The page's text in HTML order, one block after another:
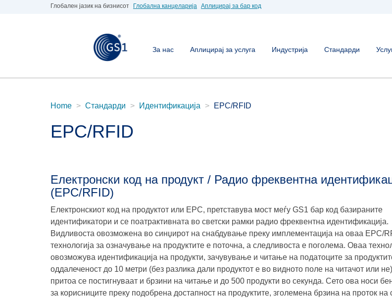
Глобален јазик на бизнисот Глобална канцеларија Аплицирај за бар код
За нас Аплицирај за услуга Индустрија Стандарди
Home Стандарди Идентификација EPC/RFID
EPC/RFID
Електронски код на продукт / Радио фреквентна
(EPC/RFID)
Електронскиот код на продуктот или EPC, претставува мост меѓу GS1 бар код базираните
идентификатори и се поатрактивната во светски рамки радио фреквентна идентификација.
Видливоста овозможена во синџирот на снабдување преку имплементација на оваа EPC/
технологија за означување на продуктите е поточна, а следливоста е поголема. Оваа
овозможува идентификација на продукти, зачувување и читање на податоците за
оддалеченост до 10 метри (без разлика дали продуктот е во видното поле на читачот или
притоа се постигнуваат и брзини на читање и до 500 продукти во секунда. Сето ова носи
за корисниците преку подобрена достапност на продуктите, зголемена брзина на проток на